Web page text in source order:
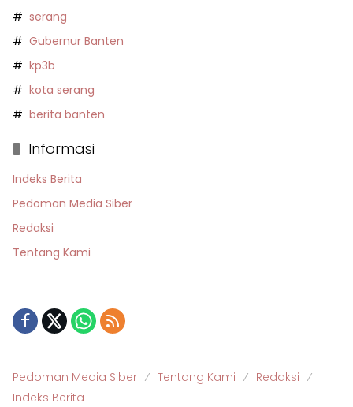
serang
Gubernur Banten
kp3b
kota serang
berita banten
Informasi
Indeks Berita
Pedoman Media Siber
Redaksi
Tentang Kami
Pedoman Media Siber Tentang Kami
Redaksi
Indeks Berita